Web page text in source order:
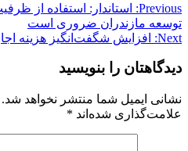
Previous:
استاندار: استفاده از
توسعه مازندران ضروری است
Next:
افزایش شگفت‌انگیز هزینه
دیدگاهتان را بنویسید
نشانی ایمیل شما منتشر نخواهد شد.
علامت‌گذاری شده‌اند *